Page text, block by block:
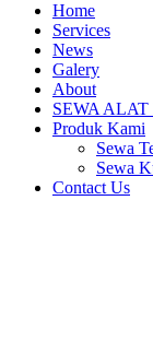
Home
Services
News
Galery
About
SEWA ALAT
Produk Kami
Sewa
Sewa
Contact Us